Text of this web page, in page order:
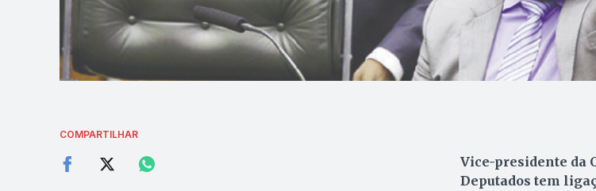
COMPARTILHAR
Vice-presidente da
Deputados tem